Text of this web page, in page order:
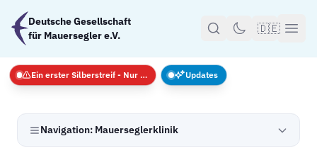
Zum Hauptinhalt springen
Deutsche Gesellschaft
für Mauersegler e.V.
🇩🇪
Navigation: Mauerseglerklinik
Ein erster Silberstreif - Nur Notfälle Updates